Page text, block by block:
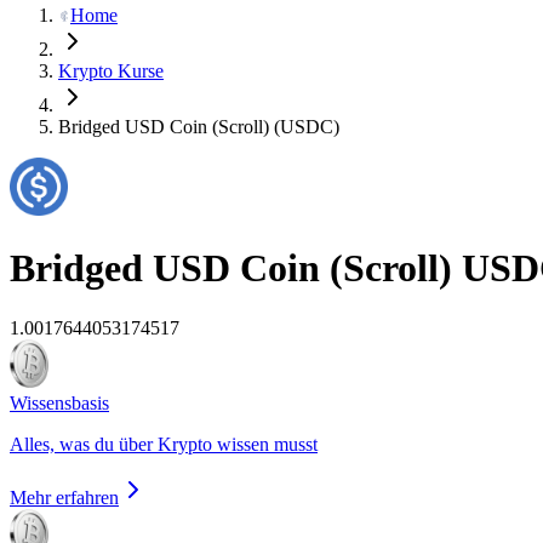
Home
Krypto Kurse
Bridged USD Coin (Scroll) (USDC)
Bridged USD Coin (Scroll)
1.0017644053174517
Wissensbasis
Alles, was du über Krypto wissen musst
Mehr erfahren